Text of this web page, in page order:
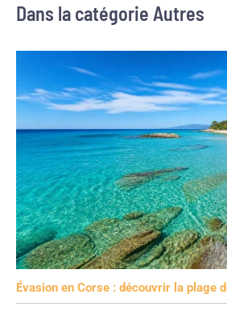
Dans la catégorie Autres
Évasion en Corse : découvrir la plage